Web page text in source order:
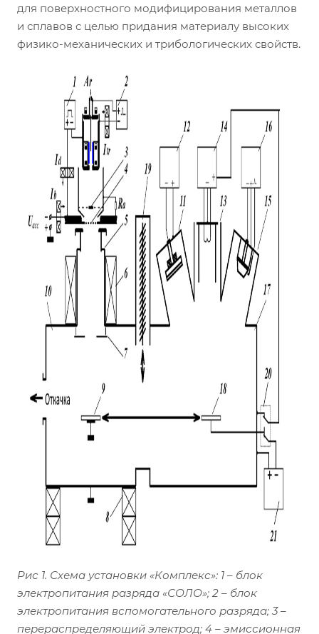
для поверхностного модифицирования металлов
и сплавов с целью придания материалу высоких
физико-механических и трибологических свойств.
Рис 1. Схема установки «Комплекс»: 1 – блок
электропитания разряда «СОЛО»; 2 – блок
электропитания вспомогательного разряда; 3 –
перераспределяющий электрод; 4 – эмиссионная